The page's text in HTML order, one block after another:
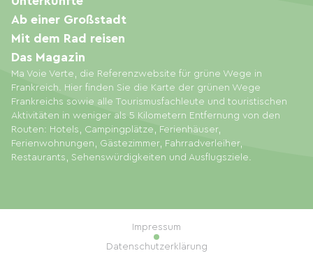
Ma Voie Verte, die Referenzwebsite für grüne Wege in
Frankreich. Hier finden Sie die Karte der grünen Wege
Frankreichs sowie alle Tourismusfachleute und touristischen
Aktivitäten in weniger als 5 Kilometern Entfernung von den
Routen: Hotels, Campingplätze, Ferienhäuser,
Ferienwohnungen, Gästezimmer, Fahrradverleiher,
Restaurants, Sehenswürdigkeiten und Ausflugsziele.
Ab einer Großstadt
Mit dem Rad reisen
Das Magazin
Impressum
Datenschutzerklärung